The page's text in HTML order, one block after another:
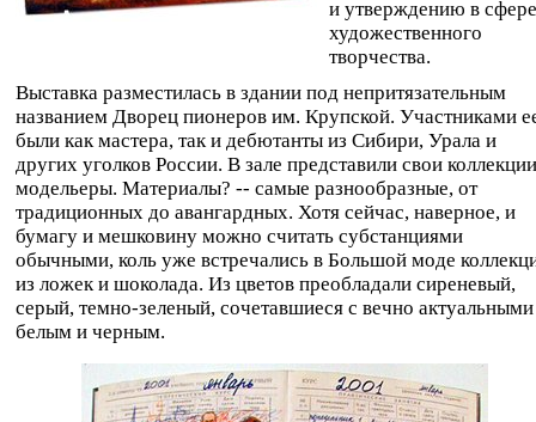
и утверждению в сфере
художественного
творчества.
Выставка разместилась в здании под непритязательным
названием Дворец пионеров им. Крупской. Участниками
были как мастера, так и дебютанты из Сибири, Урала и
других уголков России. В зале представили свои коллекции
модельеры. Материалы? -- самые разнообразные, от
традиционных до авангардных. Хотя сейчас, наверное, и
бумагу и мешковину можно считать субстанциями
обычными, коль уже встречались в Большой моде
из ложек и шоколада. Из цветов преобладали сиреневый,
серый, темно-зеленый, сочетавшиеся с вечно актуальными
белым и черным.